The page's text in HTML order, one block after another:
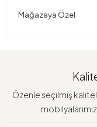
Mağazaya Özel
Özenle seçilmiş